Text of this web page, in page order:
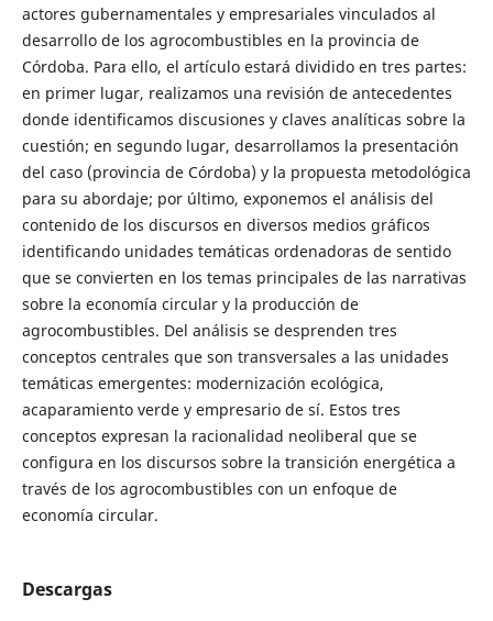
actores gubernamentales y empresariales vinculados al
desarrollo de los agrocombustibles en la provincia de
Córdoba. Para ello, el artículo estará dividido en tres partes:
en primer lugar, realizamos una revisión de antecedentes
donde identificamos discusiones y claves analíticas sobre la
cuestión; en segundo lugar, desarrollamos la presentación
del caso (provincia de Córdoba) y la propuesta metodológica
para su abordaje; por último, exponemos el análisis del
contenido de los discursos en diversos medios gráficos
identificando unidades temáticas ordenadoras de sentido
que se convierten en los temas principales de las narrativas
sobre la economía circular y la producción de
agrocombustibles. Del análisis se desprenden tres
conceptos centrales que son transversales a las unidades
temáticas emergentes: modernización ecológica,
acaparamiento verde y empresario de sí. Estos tres
conceptos expresan la racionalidad neoliberal que se
configura en los discursos sobre la transición energética a
través de los agrocombustibles con un enfoque de
economía circular.
Descargas